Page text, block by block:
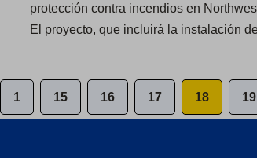
protección contra incendios en
El proyecto, que incluirá la instalación
1 15 16 17 18 19